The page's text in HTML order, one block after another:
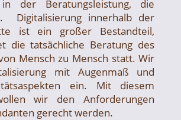
der Beratungs­leistung, die
Digital­isierung innerhalb der
ist ein großer Bestand­teil,
die tatsächliche Beratung des
Mensch zu Mensch statt. Wir
mit Augenmaß und
ein. Mit diesem
wir den Anforder­ungen
gerecht werden.